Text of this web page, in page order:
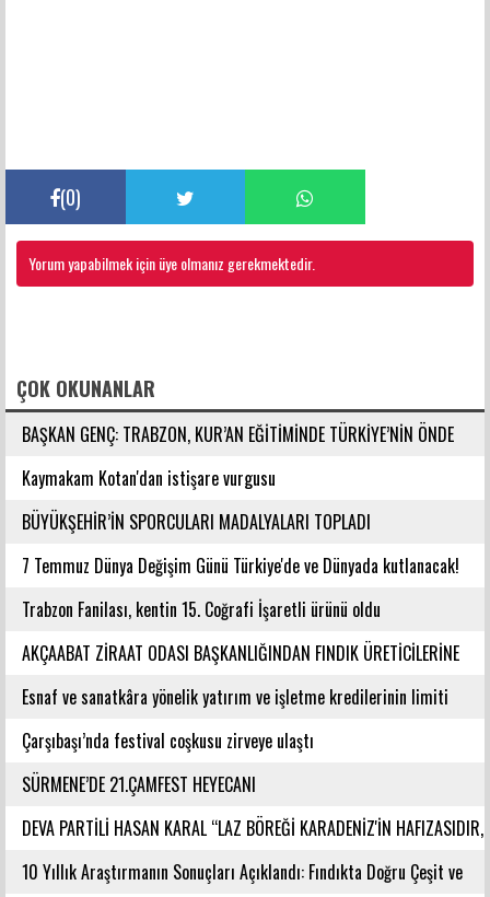
(0)
Yorum yapabilmek için üye olmanız gerekmektedir.
ÇOK OKUNANLAR
BAŞKAN GENÇ: TRABZON, KUR’AN EĞİTİMİNDE TÜRKİYE’NİN ÖNDE
GELEN ŞEHİRLERİNDENDİR
Kaymakam Kotan'dan istişare vurgusu
BÜYÜKŞEHİR’İN SPORCULARI MADALYALARI TOPLADI
7 Temmuz Dünya Değişim Günü Türkiye'de ve Dünyada kutlanacak!
Trabzon Fanilası, kentin 15. Coğrafi İşaretli ürünü oldu
AKÇAABAT ZİRAAT ODASI BAŞKANLIĞINDAN FINDIK ÜRETİCİLERİNE
AĞUSTOS AYI İÇİN UYARI!
Esnaf ve sanatkâra yönelik yatırım ve işletme kredilerinin limiti
artırıldı
Çarşıbaşı’nda festival coşkusu zirveye ulaştı
SÜRMENE’DE 21.ÇAMFEST HEYECANI
DEVA PARTİLİ HASAN KARAL “LAZ BÖREĞİ KARADENİZ'İN HAFIZASIDIR,
KİMLİĞİ DEĞİŞTİRİLEMEZ”
10 Yıllık Araştırmanın Sonuçları Açıklandı: Fındıkta Doğru Çeşit ve